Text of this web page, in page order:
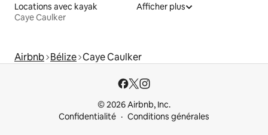
Locations avec kayak
Caye Caulker
Afficher plus
Airbnb Bélize Caye Caulker
© 2026 Airbnb, Inc.
Confidentialité
Conditions générales